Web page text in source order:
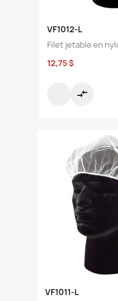
VF1012-L
Filet jetable en
12,75 $
compare_arrows
VF1011-L